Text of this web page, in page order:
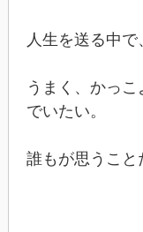
人生を送る中で
うまく、かっ
でいたい。
誰もが思うこと